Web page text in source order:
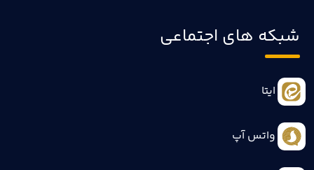
شبکه های اجتماعی
ایتا
واتس آپ